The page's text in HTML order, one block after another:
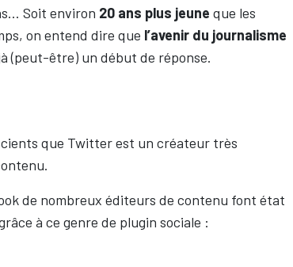
Soit environ 20 ans plus jeune que les
on entend dire que l’avenir du journalisme
(peut-être) un début de réponse.
que Twitter est un créateur très
de nombreux éditeurs de contenu font état
à ce genre de plugin sociale :